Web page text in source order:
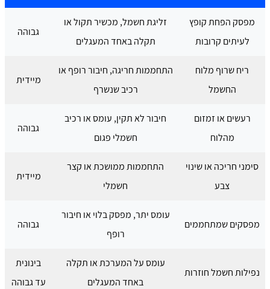
מפסק הפחת קופץ
לעיתים קרובות
זליגת חשמל, מכשיר תקול או
תקלה באחד המעגלים
גבוהה
ריח שרוף מלוח
החשמל
התחממות חריגה, חיבור רופף או
רכיב שנשרף
מיידית
רעשים או זמזום
מהלוח
חיבור לא תקין, עומס או רכיב
חשמלי פגום
גבוהה
סימני חריכה או שינוי
צבע
התחממות ממושכת או קצר
חשמלי
מיידית
מפסקים שמתחממים
עומס יתר, מפסק בלוי או חיבור
רופף
גבוהה
נפילות חשמל חוזרות
עומס על המערכת או תקלה
באחד המעגלים
בינונית
עד גבוהה